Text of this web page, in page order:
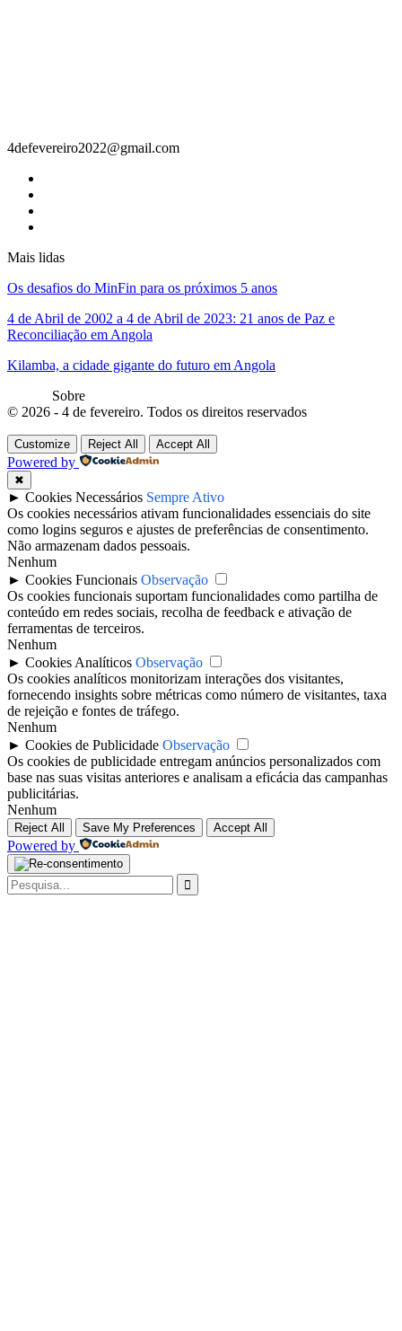
4defevereiro2022@gmail.com
Mais lidas
Os desafios do MinFin para os próximos 5 anos
4 de Abril de 2002 a 4 de Abril de 2023: 21 anos de Paz e
Reconciliação em Angola
Kilamba, a cidade gigante do futuro em Angola
Sobre
© 2026 - 4 de fevereiro. Todos os direitos reservados
Customize Reject All Accept All
Powered by
✖
► Cookies Necessários Sempre Ativo
Os cookies necessários ativam funcionalidades essenciais do site
como logins seguros e ajustes de preferências de consentimento.
Não armazenam dados pessoais.
Nenhum
► Cookies Funcionais Observação
Os cookies funcionais suportam funcionalidades como partilha de
conteúdo em redes sociais, recolha de feedback e ativação de
ferramentas de terceiros.
Nenhum
► Cookies Analíticos Observação
Os cookies analíticos monitorizam interações dos visitantes,
fornecendo insights sobre métricas como número de visitantes, taxa
de rejeição e fontes de tráfego.
Nenhum
► Cookies de Publicidade Observação
Os cookies de publicidade entregam anúncios personalizados com
base nas suas visitas anteriores e analisam a eficácia das campanhas
publicitárias.
Nenhum
Reject All Save My Preferences Accept All
Powered by